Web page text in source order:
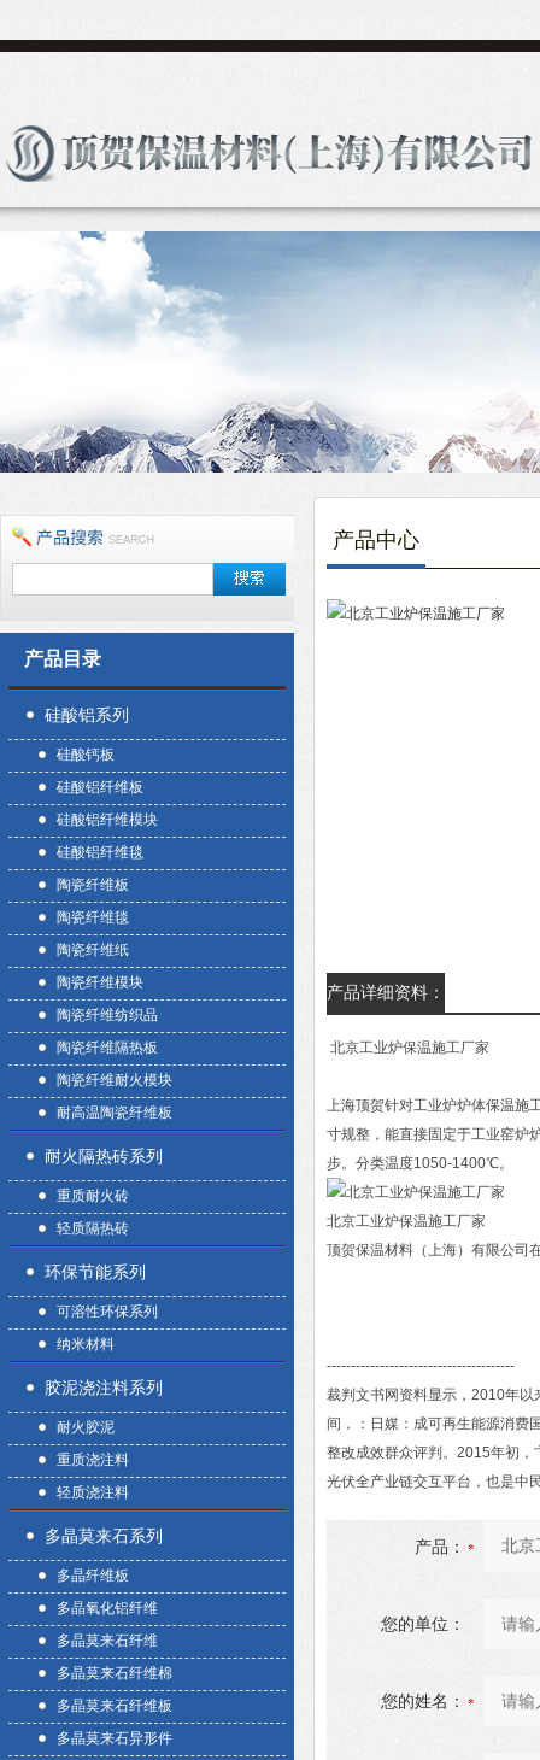
产品目录
硅酸铝系列
硅酸钙板
硅酸铝纤维板
硅酸铝纤维模块
硅酸铝纤维毯
陶瓷纤维板
陶瓷纤维毯
陶瓷纤维纸
陶瓷纤维模块
陶瓷纤维纺织品
陶瓷纤维隔热板
陶瓷纤维耐火模块
耐高温陶瓷纤维板
耐火隔热砖系列
重质耐火砖
轻质隔热砖
环保节能系列
可溶性环保系列
纳米材料
胶泥浇注料系列
耐火胶泥
重质浇注料
轻质浇注料
多晶莫来石系列
多晶纤维板
多晶氧化铝纤维
多晶莫来石纤维
多晶莫来石纤维棉
多晶莫来石纤维板
多晶莫来石异形件
产品中心
产品详细资料：
北京工业炉保温施工厂家
上海顶贺针对工业炉炉体保温施
寸规整，能直接固定于工业窑炉
步。分类温度1050-1400℃。
北京工业炉保温施工厂家
顶贺保温材料（上海）有限公司
---------------------------------------
裁判文书网资料显示，2010年以
间，：日媒：成可再生能源消费
整改成效群众评判。2015年初，
光伏全产业链交互平台，也是中
产品：
您的单位：
您的姓名：